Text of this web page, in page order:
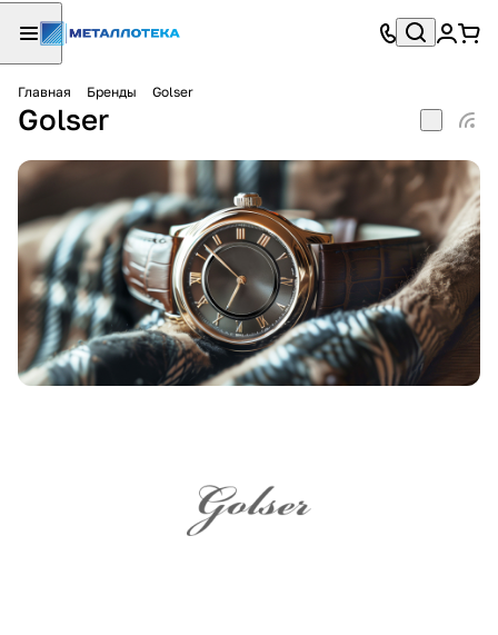
Главная Бренды Golser
Golser